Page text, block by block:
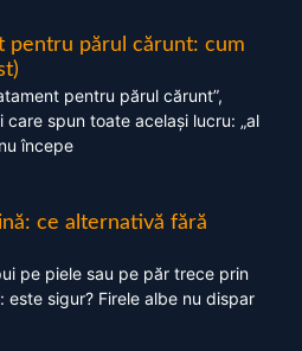
pentru părul cărunt: cum
pentru părul cărunt”,
spun toate același lucru: „al
începe
ce alternativă fără
pe piele sau pe păr trece prin
sigur? Firele albe nu dispar